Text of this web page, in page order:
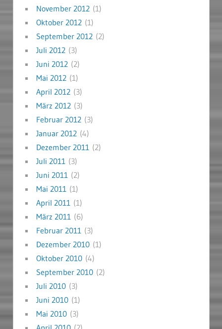
November 2012(1)
Oktober 2012(1)
September 2012(2)
Juli 2012(3)
Juni 2012(2)
Mai 2012(1)
April 2012(3)
März 2012(3)
Februar 2012(3)
Januar 2012(4)
Dezember 2011 (2)
Juli 2011 (3)
Juni 2011 (2)
Mai 2011 (1)
April 2011 (1)
März 2011 (6)
Februar 2011 (3)
Dezember 2010(1)
Oktober 2010(4)
September 2010(2)
Juli 2010(3)
Juni 2010(1)
Mai 2010(3)